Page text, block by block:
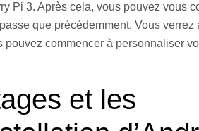
Pi 3. Après cela, vous pouvez vous
que précédemment. Vous verrez
pouvez commencer à personnaliser
et les